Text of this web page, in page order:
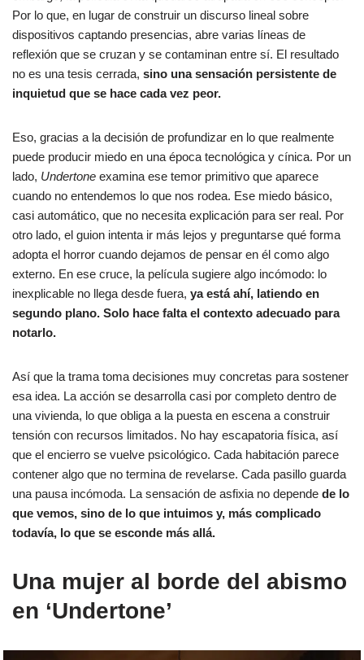
Por lo que, en lugar de construir un discurso lineal sobre
dispositivos captando presencias, abre varias líneas de
reflexión que se cruzan y se contaminan entre sí. El resultado
no es una tesis cerrada, sino una sensación persistente de
inquietud que se hace cada vez peor.
Eso, gracias a la decisión de profundizar en lo que realmente
puede producir miedo en una época tecnológica y cínica. Por un
lado, Undertone examina ese temor primitivo que aparece
cuando no entendemos lo que nos rodea. Ese miedo básico,
casi automático, que no necesita explicación para ser real. Por
otro lado, el guion intenta ir más lejos y preguntarse qué forma
adopta el horror cuando dejamos de pensar en él como algo
externo. En ese cruce, la película sugiere algo incómodo: lo
inexplicable no llega desde fuera, ya está ahí, latiendo en
segundo plano. Solo hace falta el contexto adecuado para
notarlo.
Así que la trama toma decisiones muy concretas para sostener
esa idea. La acción se desarrolla casi por completo dentro de
una vivienda, lo que obliga a la puesta en escena a construir
tensión con recursos limitados. No hay escapatoria física, así
que el encierro se vuelve psicológico. Cada habitación parece
contener algo que no termina de revelarse. Cada pasillo guarda
una pausa incómoda. La sensación de asfixia no depende de lo
que vemos, sino de lo que intuimos y, más complicado
todavía, lo que se esconde más allá.
Una mujer al borde del abismo
en ‘Undertone’